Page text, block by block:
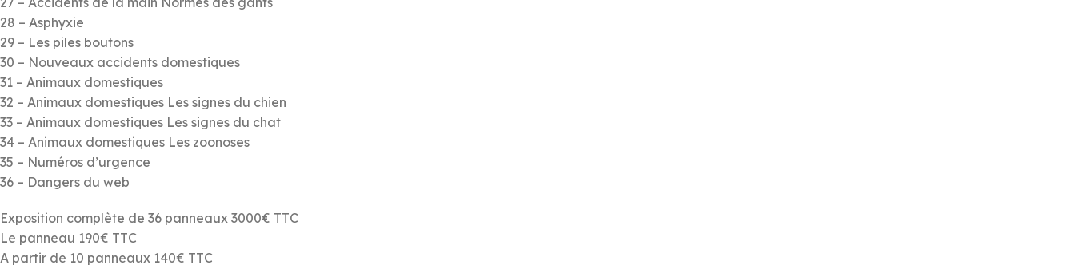
28 – Asphyxie
29 – Les piles boutons
30 – Nouveaux accidents domestiques
31 – Animaux domestiques
32 – Animaux domestiques Les signes du chien
33 – Animaux domestiques Les signes du chat
34 – Animaux domestiques Les zoonoses
35 – Numéros d’urgence
36 – Dangers du web
Exposition complète de 36 panneaux 3000€ TTC
Le panneau 190€ TTC
A partir de 10 panneaux 140€ TTC